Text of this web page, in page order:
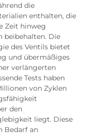
die
enthalten, die
Zeit hinweg
beibehalten. Die
des Ventils bietet
und übermäßiges
verlängerten
Tests haben
von Zyklen
den
liegt. Diese
Bedarf an